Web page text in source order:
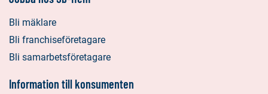
Bli mäklare
Bli franchiseföretagare
Bli samarbetsföretagare
Information till konsumenten